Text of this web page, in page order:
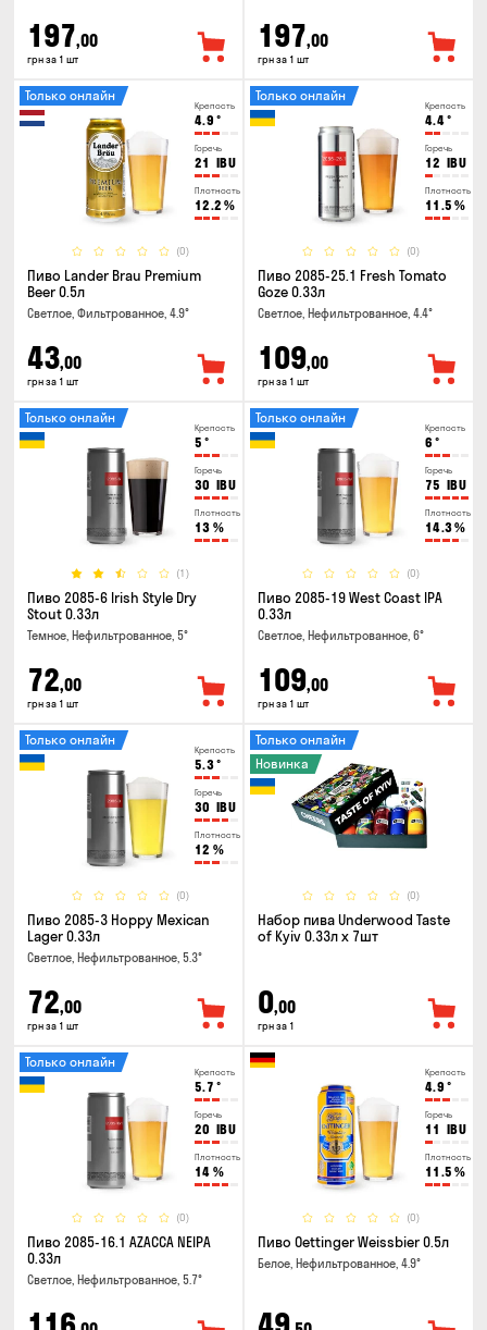
197,00
грн за 1 шт
197,00
грн за 1 шт
Крепость
4.9 °
Горечь
21 IBU
Плотность
12.2 %
(0)
Только онлайн
Пиво Lander Brau Premium
Beer 0.5л
Светлое, Фильтрованное, 4.9°
43,00
грн за 1 шт
Крепость
4.4°
Горечь
12 IBU
Плотность
11.5 %
(0)
Только онлайн
Пиво 2085-25.1 Fresh Tomato
Goze 0.33л
Светлое, Нефильтрованное, 4.4°
109,00
грн за 1 шт
Крепость
5 °
Горечь
30 IBU
Плотность
13 %
(1)
Только онлайн
Пиво 2085-6 Irish Style Dry
Stout 0.33л
Темное, Нефильтрованное, 5°
72,00
грн за 1 шт
Крепость
6 °
Горечь
75 IBU
Плотность
14.3%
(0)
Только онлайн
Пиво 2085-19 West Coast IPA
0.33л
Светлое, Нефильтрованное, 6°
109,00
грн за 1 шт
Крепость
5.3°
Горечь
30 IBU
Плотность
12 %
(0)
Только онлайн
Пиво 2085-3 Hoppy Mexican
Lager 0.33л
Светлое, Нефильтрованное, 5.3°
72,00
грн за 1 шт
(0)
Только онлайн
Новинка
Набор пива Underwood Taste
of Kyiv 0.33л x 7шт
0,00
грн за 1
Крепость
5.7 °
Горечь
20 IBU
Плотность
14 %
(0)
Только онлайн
Пиво 2085-16.1 AZACCA NEIPA
0.33л
Светлое, Нефильтрованное, 5.7°
Крепость
4.9 °
Горечь
11 IBU
Плотность
11.5 %
(0)
Пиво Oettinger Weissbier 0.5л
Белое, Нефильтрованное, 4.9°